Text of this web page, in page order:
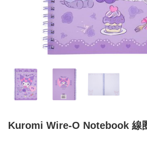
Kuromi Wire-O Notebook 線